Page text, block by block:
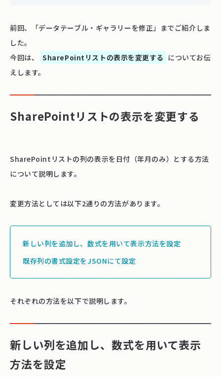
前回、「データテーブル・ギャラリーを修正」までご紹介しま
した。
今回は、
SharePointリストの表示を変更する についてお伝
えします。
SharePointリストの表示を変更する
SharePointリストの列の表示を日付（年月のみ）とする方法
について説明します。
変更方法としては以下2通りの方法があります。
新しい列を追加し、数式を用いて表示方法を設定
既存列の書式設定をJSONにて設定
それぞれの方法を以下で説明します。
新しい列を追加し、数式を用いて表示
方法を設定